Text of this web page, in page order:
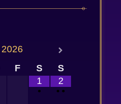
2026
F S
S
1
•
2
• •